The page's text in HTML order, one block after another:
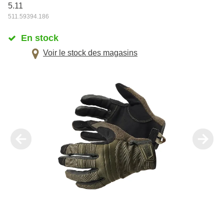
5.11
511.59394.186
En stock
Voir le stock des magasins